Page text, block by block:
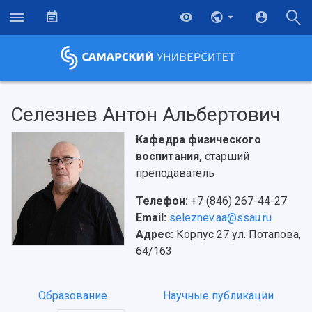
Об университете
Новости
Образование
Научно-исследовательская деятельность
Селезнев Антон Альбертович
Кафедра физического
воспитания,старший
преподаватель
Телефон: +7 (846) 267-44-27
Email: seleznev.aa@ssau.ru
Адрес: Корпус 27 ул. Потапова,
64/163
Образование Научные публикации